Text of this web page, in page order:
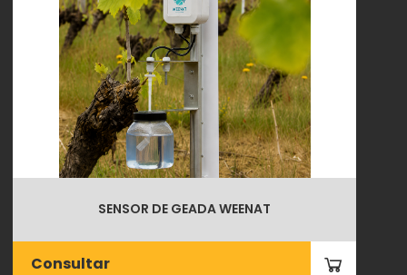
SENSOR DE GEADA WEENAT
Consultar